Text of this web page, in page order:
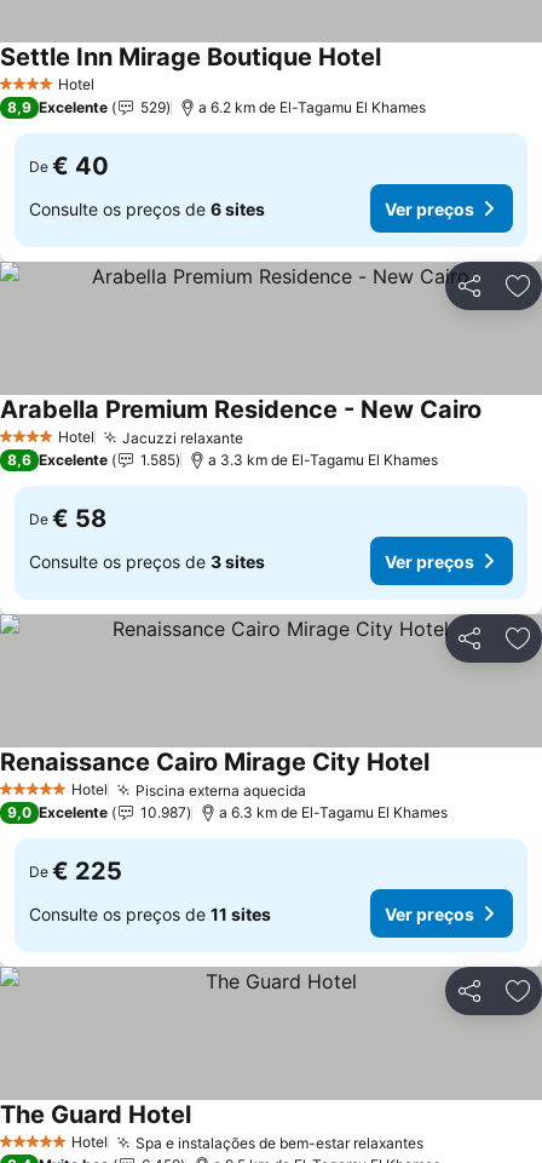
4 EstrelasHotel
Settle Inn Mirage Boutique Hotel
8,9 Excelente 529 a 6.2 km de El-Tagamu El Khames
De € 40
Consulte os preços de 6 sites Ver preços
Partilhar
4 EstrelasHotel Jacuzzi relaxante
Arabella Premium Residence - New Cairo
8,6 Excelente 1.585 a 3.3 km de El-Tagamu El Khames
De € 58
Consulte os preços de 3 sites Ver preços
Partilhar
5 Estrelas Hotel Piscina externa aquecida
Renaissance Cairo Mirage City Hotel
9,0 Excelente 10.987 a 6.3 km de El-Tagamu El Khames
De € 225
Consulte os preços de 11 sites Ver preços
Partilhar
5 Estrelas Hotel Spa e instalações de bem-estar relaxantes
The Guard Hotel